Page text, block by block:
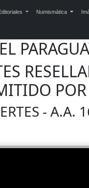
Numismática
POR
- A.A.